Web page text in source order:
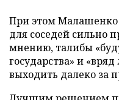
При этом Малашенко
для соседей сильно
мнению, талибы
государства» и
выходить далеко за